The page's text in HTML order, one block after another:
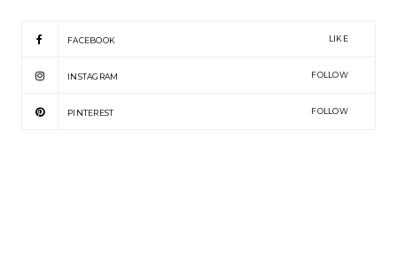
FACEBOOK LIKE
INSTAGRAM FOLLOW
PINTEREST FOLLOW